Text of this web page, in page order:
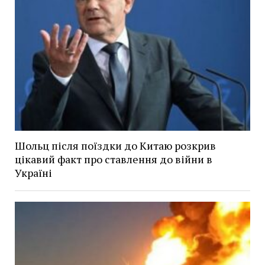
Шольц після поїздки до Китаю розкрив
цікавий факт про ставлення до війни в
Україні